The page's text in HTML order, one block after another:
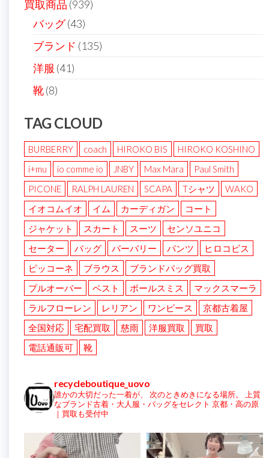
買取商品 (939)
バッグ(43)
ブランド (135)
洋服 (41)
靴(8)
TAG CLOUD
BURBERRY coach HIROKO BIS
HIROKO KOSHINO
i+mu
io comme io JNBY Max Mara
Paul Smith
PICONE
RALPH LAUREN SCAPA Tシャツ
WAKO
イオコムイオ
イム カーディガン
コート
ジャケット
スカート スーツ
センソユニコ
セーター
バッグ バーバリー パンツ
ヒロコビス
ピッコーネ
ブラウス
ブランドバッグ買取
プルオーバー
ベスト ポールスミス
マックスマーラ
ラルフローレン
レリアン ワンピース
京都古着屋
全国対応
宅配買取 慈雨 洋服買取
買取
電話通販可
靴
recycleboutique_uovo
誰かの大切だった一着が、 次のときめきになる場所。
上質
なブランド古着・大人服・バッグをセレクト 京都・高の原
｜買取も受付中